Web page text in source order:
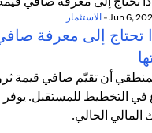
- الاستثمار
تحتاج إلى معرفة
أن تقيّم صافي قيمة
التخطيط للمستقبل.
الحالي.